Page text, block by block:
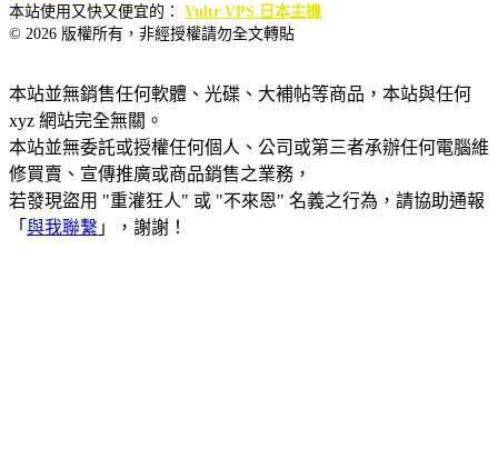
本站使用又快又便宜的： Vultr VPS 日本主機
© 2026 版權所有，非經授權請勿全文轉貼
本站並無銷售任何軟體、光碟、大補帖等商品，本站與任何
xyz 網站完全無關。
本站並無委託或授權任何個人、公司或第三者承辦任何電腦維
修買賣、宣傳推廣或商品銷售之業務，
若發現盜用 "重灌狂人" 或 "不來恩" 名義之行為，請協助通報
「 與我聯繫 」，謝謝！